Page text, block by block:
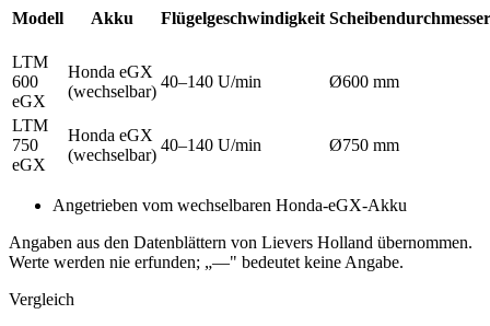
Modell Akku Flügelgeschwindigkeit Scheibendurchmesser
LTM
600
eGX
Honda eGX
(wechselbar)
40–140 U/min Ø600 mm
LTM
750
eGX
Honda eGX
(wechselbar)
40–140 U/min Ø750 mm
Angetrieben vom wechselbaren Honda-eGX-Akku
Angaben aus den Datenblättern von Lievers Holland übernommen.
Werte werden nie erfunden; „—" bedeutet keine Angabe.
Vergleich